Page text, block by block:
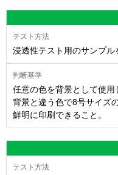
浸透性テスト用のサンプル
任意の色を背景として使用
背景と違う色で8号サイズ
鮮明に印刷できること。